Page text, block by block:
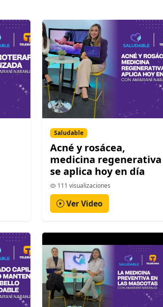
Saludable
Acné y rosácea,
medicina regenerativa
se aplica hoy en día
111 visualizaciones
Ver Video